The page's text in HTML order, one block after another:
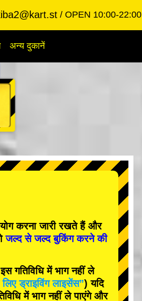
OPEN 10:00-22:00
अन्य दुकानें
करना जारी रखते हैं और
जल्द से जल्द बुकिंग करने की
गतिविधि में भाग नहीं ले
ड्राइविंग लाइसेंस”) यदि
में भाग नहीं ले पाएंगे और